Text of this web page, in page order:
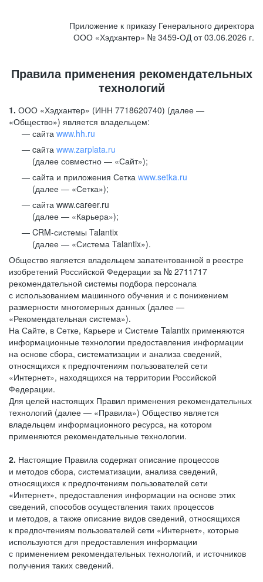
Приложение к приказу Генерального директора
ООО «Хэдхантер» № 3459-ОД от 03.06.2026 г.
Правила применения рекомендательных
технологий
1. ООО «Хэдхантер» (ИНН 7718620740) (далее —
«Общество») является владельцем:
сайта www.hh.ru
cайта www.zarplata.ru
(далее совместно — «Сайт»);
сайта и приложения Сетка www.setka.ru
(далее — «Сетка»);
сайта www.career.ru
(далее — «Карьера»);
CRM-системы Talantix
(далее — «Система Talantix»).
Общество является владельцем запатентованной в реестре
изобретений Российской Федерации за № 2711717
рекомендательной системы подбора персонала
с использованием машинного обучения и с понижением
размерности многомерных данных (далее —
«Рекомендательная система»).
На Сайте, в Сетке, Карьере и Системе Talantix применяются
информационные технологии предоставления информации
на основе сбора, систематизации и анализа сведений,
относящихся к предпочтениям пользователей сети
«Интернет», находящихся на территории Российской
Федерации.
Для целей настоящих Правил применения рекомендательных
технологий (далее — «Правила») Общество является
владельцем информационного ресурса, на котором
применяются рекомендательные технологии.
2. Настоящие Правила содержат описание процессов
и методов сбора, систематизации, анализа сведений,
относящихся к предпочтениям пользователей сети
«Интернет», предоставления информации на основе этих
сведений, способов осуществления таких процессов
и методов, а также описание видов сведений, относящихся
к предпочтениям пользователей сети «Интернет», которые
используются для предоставления информации
с применением рекомендательных технологий, и источников
получения таких сведений.